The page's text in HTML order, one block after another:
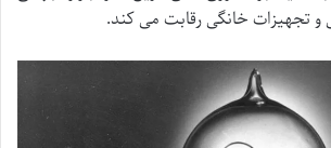
و تجهیزات خانگی رقابت می کند.